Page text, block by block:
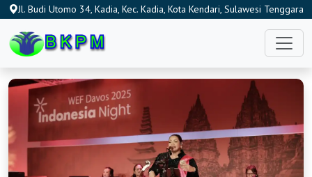
Jl. Budi Utomo 34, Kadia, Kec. Kadia, Kota Kendari, Sulawesi Tenggara